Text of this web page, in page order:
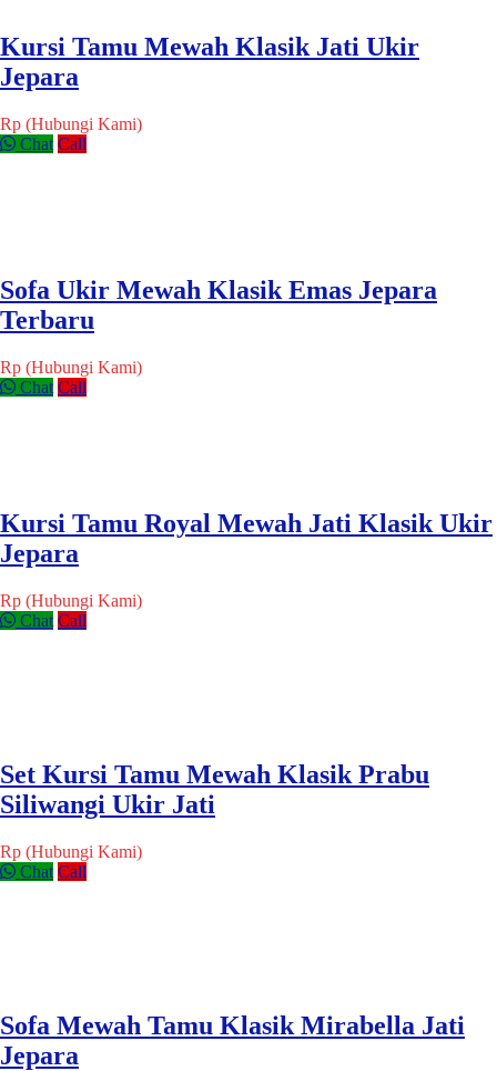
Kursi Tamu Mewah Klasik Jati Ukir
Jepara
Rp (Hubungi Kami)
Chat Call
Sofa Ukir Mewah Klasik Emas Jepara
Terbaru
Rp (Hubungi Kami)
Chat Call
Kursi Tamu Royal Mewah Jati Klasik Ukir
Jepara
Rp (Hubungi Kami)
Chat Call
Set Kursi Tamu Mewah Klasik Prabu
Siliwangi Ukir Jati
Rp (Hubungi Kami)
Chat Call
Sofa Mewah Tamu Klasik Mirabella Jati
Jepara